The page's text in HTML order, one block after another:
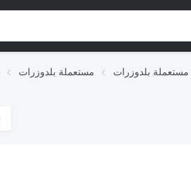
مستعملة بلدوزرات